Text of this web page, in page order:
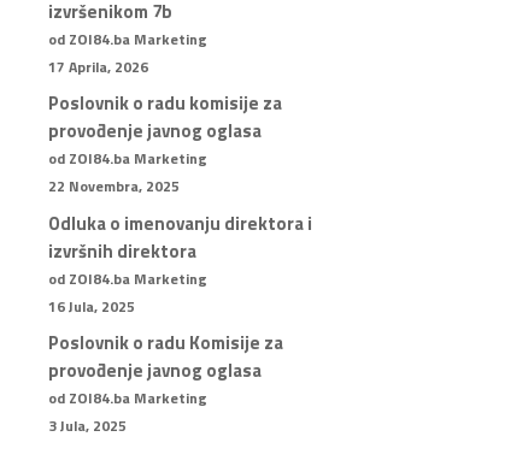
izvršenikom 7b
od ZOI84.ba Marketing
17 Aprila, 2026
Poslovnik o radu komisije za
provođenje javnog oglasa
od ZOI84.ba Marketing
22 Novembra, 2025
Odluka o imenovanju direktora i
izvršnih direktora
od ZOI84.ba Marketing
16 Jula, 2025
Poslovnik o radu Komisije za
provođenje javnog oglasa
od ZOI84.ba Marketing
3 Jula, 2025